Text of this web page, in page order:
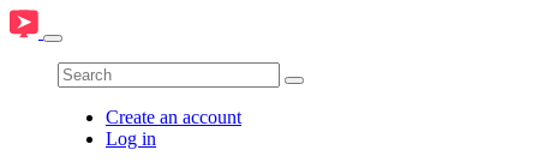
Create an account
Log in